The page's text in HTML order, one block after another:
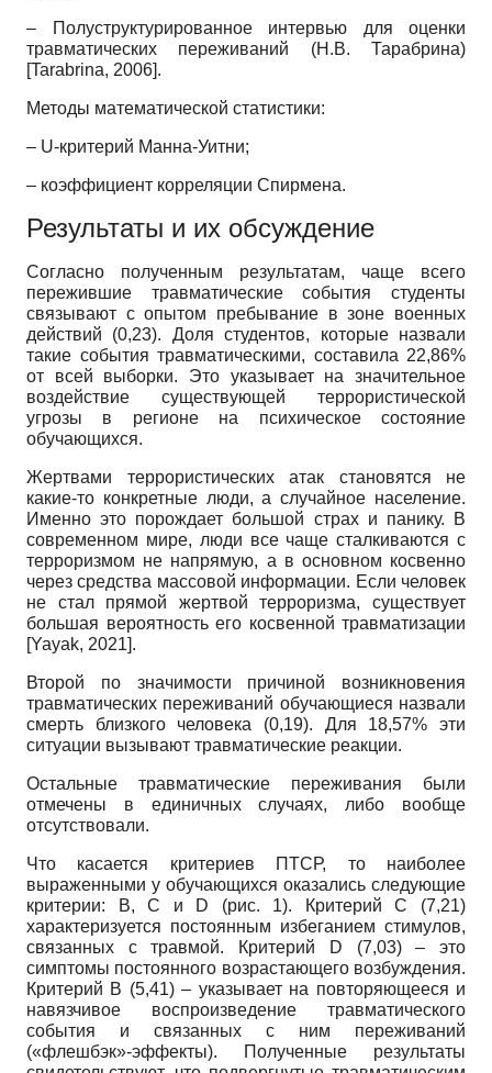
– Полуструктурированное интервью для оценки
травматических переживаний (Н.В. Тарабрина)
[Tarabrina, 2006].
Методы математической статистики:
– U-критерий Манна-Уитни;
– коэффициент корреляции Спирмена.
Результаты и их обсуждение
Согласно полученным результатам, чаще всего
пережившие травматические события студенты
связывают с опытом пребывание в зоне военных
действий (0,23). Доля студентов, которые назвали
такие события травматическими, составила 22,86%
от всей выборки. Это указывает на значительное
воздействие существующей террористической
угрозы в регионе на психическое состояние
обучающихся.
Жертвами террористических атак становятся не
какие-то конкретные люди, а случайное население.
Именно это порождает большой страх и панику. В
современном мире, люди все чаще сталкиваются с
терроризмом не напрямую, а в основном косвенно
через средства массовой информации. Если человек
не стал прямой жертвой терроризма, существует
большая вероятность его косвенной травматизации
[Yayak, 2021].
Второй по значимости причиной возникновения
травматических переживаний обучающиеся назвали
смерть близкого человека (0,19). Для 18,57% эти
ситуации вызывают травматические реакции.
Остальные травматические переживания были
отмечены в единичных случаях, либо вообще
отсутствовали.
Что касается критериев ПТСР, то наиболее
выраженными у обучающихся оказались следующие
критерии: В, С и D (рис. 1). Критерий С (7,21)
характеризуется постоянным избеганием стимулов,
связанных с травмой. Критерий D (7,03) – это
симптомы постоянного возрастающего возбуждения.
Критерий В (5,41) – указывает на повторяющееся и
навязчивое воспроизведение травматического
события и связанных с ним переживаний
(«флешбэк»-эффекты). Полученные результаты